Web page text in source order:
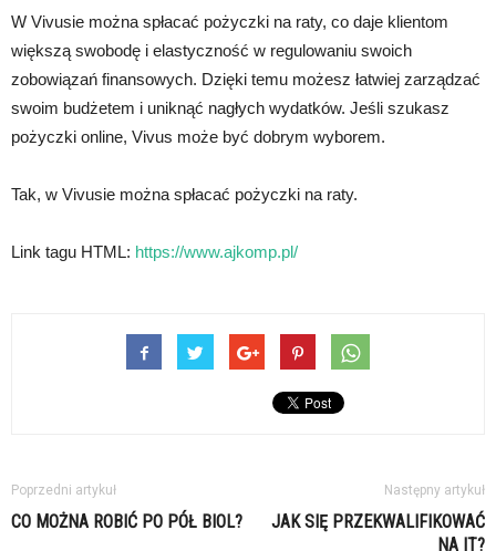
W Vivusie można spłacać pożyczki na raty, co daje klientom
większą swobodę i elastyczność w regulowaniu swoich
zobowiązań finansowych. Dzięki temu możesz łatwiej zarządzać
swoim budżetem i uniknąć nagłych wydatków. Jeśli szukasz
pożyczki online, Vivus może być dobrym wyborem.
Tak, w Vivusie można spłacać pożyczki na raty.
Link tagu HTML: https://www.ajkomp.pl/
Poprzedni artykuł
CO MOŻNA ROBIĆ PO PÓŁ BIOL?
Następny artykuł
JAK SIĘ PRZEKWALIFIKOWAĆ
NA IT?